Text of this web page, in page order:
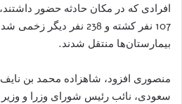
افرادی که در مکان حادثه حضور
107 نفر کشته و 238 نفر
بیمارستان‌ها منتقل شدند.
منصوری افزود، شاهزاده محمد بن نایف
سعودی، نائب رئیس شورای وزرا و